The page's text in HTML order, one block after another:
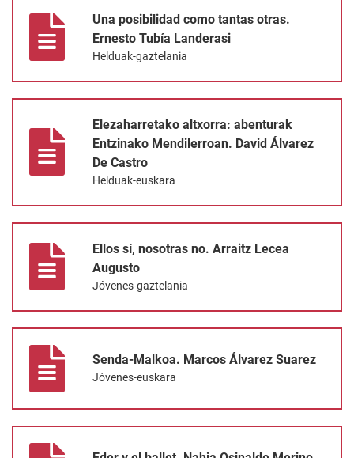
Una posibilidad como tantas otras.
Ernesto Tubía Landerasi
Helduak-gaztelania
Elezaharretako altxorra: abenturak
Entzinako Mendilerroan. David Álvarez
De Castro
Helduak-euskara
Ellos sí, nosotras no. Arraitz Lecea
Augusto
Jóvenes-gaztelania
Senda-Malkoa. Marcos Álvarez Suarez
Jóvenes-euskara